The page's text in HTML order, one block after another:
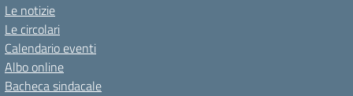
Le notizie
Le circolari
Calendario eventi
Albo online
Bacheca sindacale